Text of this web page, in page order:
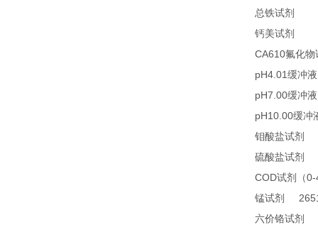
总铁试剂
钙美试剂
CA610氟化物
pH4.01 缓冲液
pH7.00缓冲液
pH10.00缓冲
钼酸盐试剂
硫酸盐试剂
COD试剂（
锰试剂
六价铬试剂